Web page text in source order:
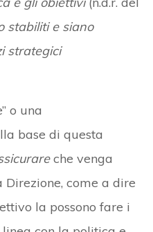
stabiliti e siano
strategici
o una
base di questa
che venga
come a dire
la possono fare i